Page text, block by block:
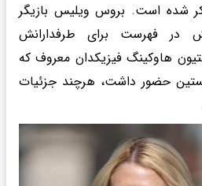
شده است. بروس ویلیس بازیگر
در فهرست برای طرفدارانش
هاوکینگ فیزیکدان معروف که
اپستین حضور داشت، هرچند جزئیات